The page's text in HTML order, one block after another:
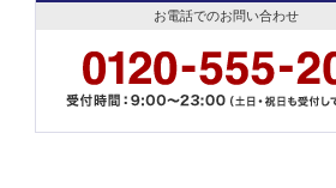
お電話でのお問い合わせ